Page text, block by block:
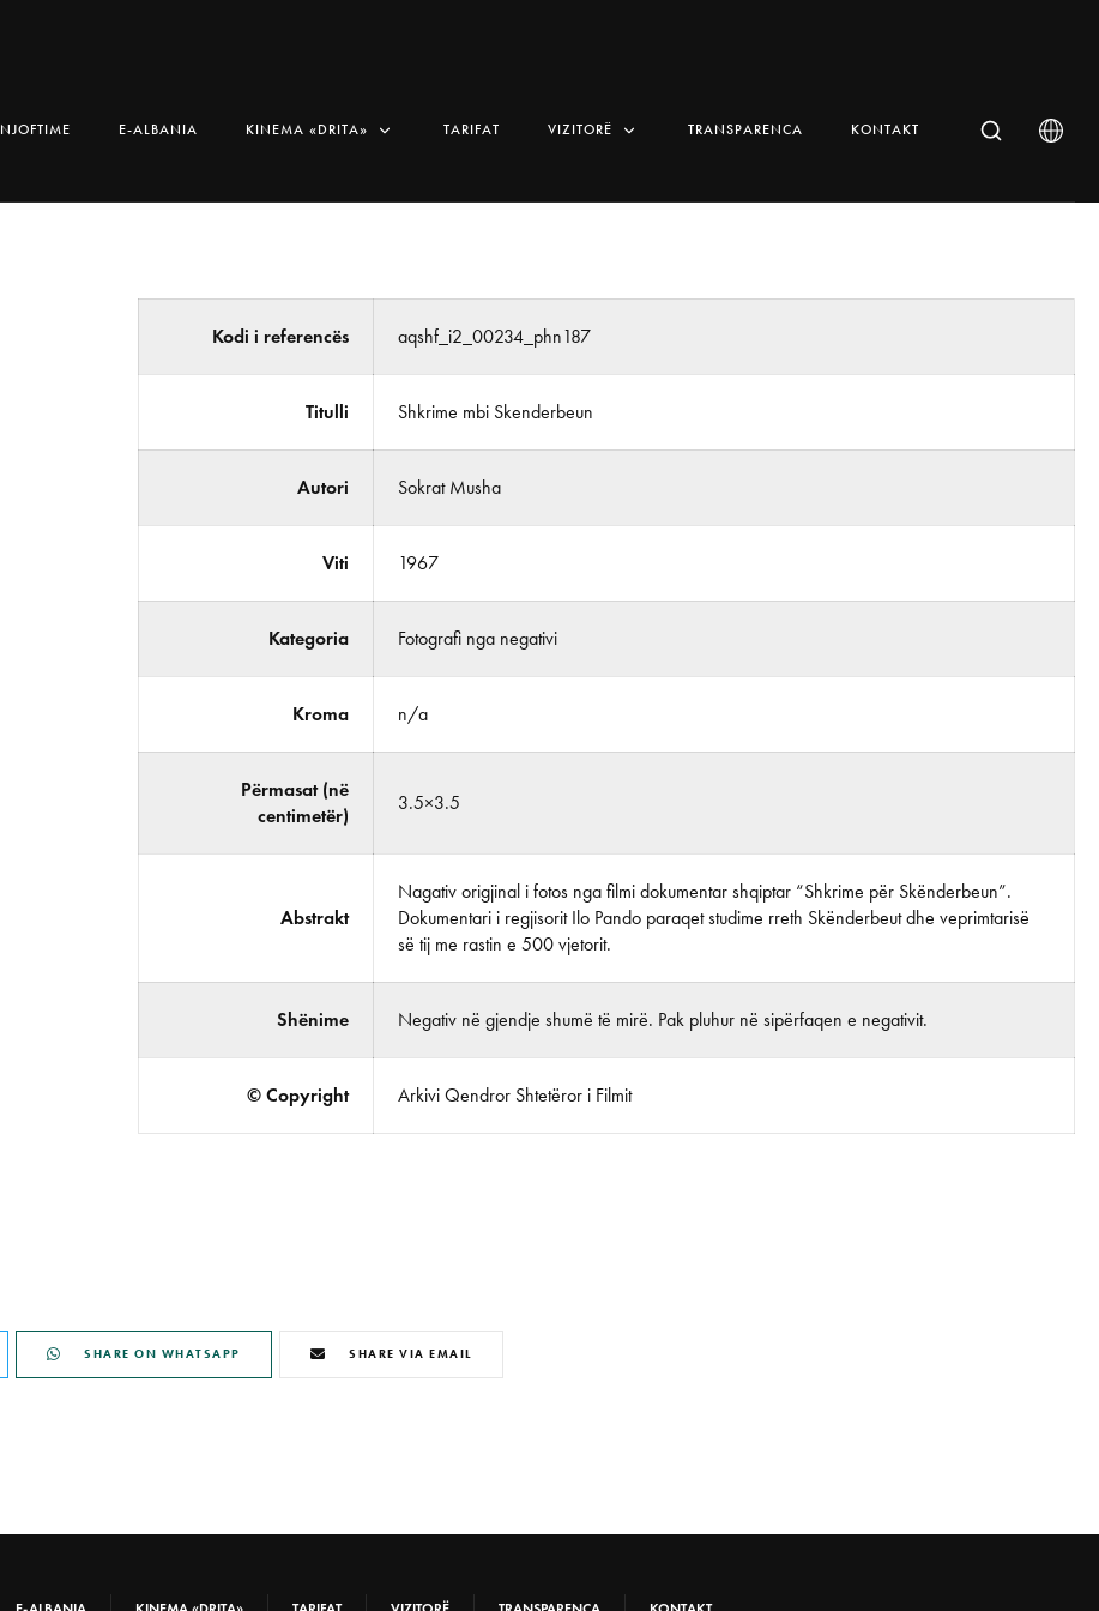
NJOFTIME E-ALBANIA KINEMA «DRITA» TARIFAT VIZITORË TRANSPARENCA KONTAKT
Kodi i referencës aqshf_i2_00234_phn187
Titulli Shkrime mbi Skenderbeun
Autori Sokrat Musha
Viti 1967
Kategoria Fotografi nga negativi
Kroma n/a
Përmasat (në
centimetër)
3.5×3.5
Abstrakt
Nagativ origjinal i fotos nga filmi dokumentar shqiptar “Shkrime për Skënderbeun”.
Dokumentari i regjisorit Ilo Pando paraqet studime rreth Skënderbeut dhe veprimtarisë
së tij me rastin e 500 vjetorit.
Shënime Negativ në gjendje shumë të mirë. Pak pluhur në sipërfaqen e negativit.
© Copyright Arkivi Qendror Shtetëror i Filmit
SHARE ON WHATSAPP SHARE VIA EMAIL
E-ALBANIA KINEMA «DRITA» TARIFAT VIZITORË TRANSPARENCA KONTAKT